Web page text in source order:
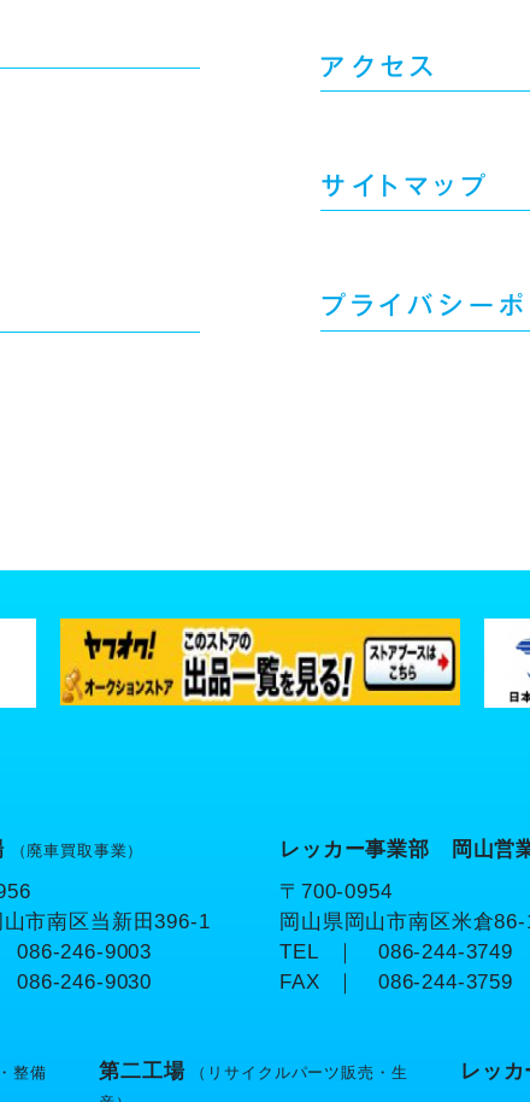
アクセス
サイトマップ
プライバシー
（廃車買取事業）
山市南区当新田396-1
086-246-9003
086-246-9030
レッカー事業部 岡山営
〒700-0954
岡山県岡山市南区米倉86-
TEL
｜ 086-244-3749
FAX
｜ 086-244-3759
整備
第二工場
（リサイクルパーツ販売・生
レッ